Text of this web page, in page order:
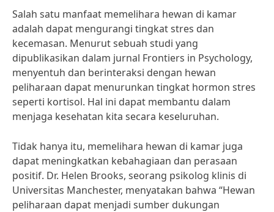
Salah satu manfaat memelihara hewan di kamar
adalah dapat mengurangi tingkat stres dan
kecemasan. Menurut sebuah studi yang
dipublikasikan dalam jurnal Frontiers in Psychology,
menyentuh dan berinteraksi dengan hewan
peliharaan dapat menurunkan tingkat hormon stres
seperti kortisol. Hal ini dapat membantu dalam
menjaga kesehatan kita secara keseluruhan.
Tidak hanya itu, memelihara hewan di kamar juga
dapat meningkatkan kebahagiaan dan perasaan
positif. Dr. Helen Brooks, seorang psikolog klinis di
Universitas Manchester, menyatakan bahwa “Hewan
peliharaan dapat menjadi sumber dukungan